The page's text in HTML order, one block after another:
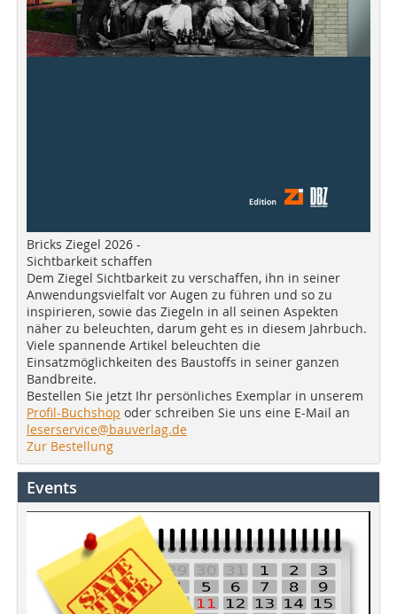
Bricks Ziegel 2026 -
Sichtbarkeit schaffen
Dem Ziegel Sichtbarkeit zu verschaffen, ihn in seiner
Anwendungsvielfalt vor Augen zu führen und so zu
inspirieren, sowie das Ziegeln in all seinen Aspekten
näher zu beleuchten, darum geht es in diesem Jahrbuch.
Viele spannende Artikel beleuchten die
Einsatzmöglichkeiten des Baustoffs in seiner ganzen
Bandbreite.
Bestellen Sie jetzt Ihr persönliches Exemplar in unserem
Profil-Buchshop oder schreiben Sie uns eine E-Mail an
leserservice@bauverlag.de
Zur Bestellung
Events